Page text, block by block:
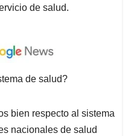
de salud.
de salud?
bien respecto al sistema
nacionales de salud